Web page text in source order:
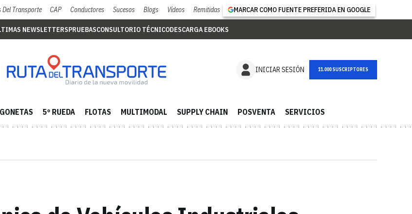
Del Transporte CAP Conductores Sucesos Blogs Vídeos Remitidas MARCAR COMO FUENTE PREFERIDA EN GOOGLE
NEWSLETTERSPRUEBASCONSULTORIO TÉCNICODESCARGA EBOOKS
INICIAR SESIÓN NEWSLETTER
5º RUEDA FLOTAS MULTIMODAL SUPPLY CHAIN POSVENTA SERVICIOS